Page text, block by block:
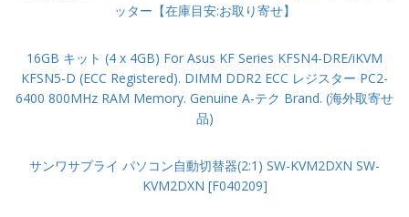
ッター【在庫目安:お取り寄せ】
16GB キット (4 x 4GB) For Asus KF Series KFSN4-DRE/iKVM
KFSN5-D (ECC Registered). DIMM DDR2 ECC レジスター PC2-
6400 800MHz RAM Memory. Genuine A-テク Brand. (海外取寄せ
品)
サンワサプライ パソコン自動切替器(2:1) SW-KVM2DXN SW-
KVM2DXN [F040209]